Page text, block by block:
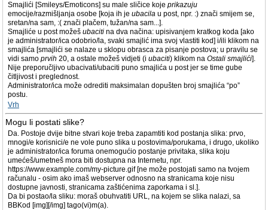
Smajlići [Smileys/Emoticons] su male sličice koje prikazuju
emocije/razmišljanja osobe [koja ih je ubacila u post, npr. :) znači smijem se,
sretan/na sam, :( znači plačem, tužan/na sam...].
Smajliće u post možeš ubaciti na dva načina: upisivanjem kratkog koda [ako
je administrator/ica odobrio/la, svaki smajlić ima svoj vlastiti kod] i/ili klikom na
smajlića [smajlići se nalaze u sklopu obrasca za pisanje postova; u pravilu se
vidi samo prvih 20, a ostale možeš vidjeti (i ubaciti) klikom na Ostali smajlići].
Nije preporučljivo ubacivati/ubaciti puno smajlića u post jer se time gube
čitljivost i preglednost.
Administrator/ica može odrediti maksimalan dopušten broj smajlića “po”
postu.
Vrh
Mogu li postati slike?
Da. Postoje dvije bitne stvari koje treba zapamtiti kod postanja slika: prvo,
mnogi/e korisnici/e ne vole puno slika u postovima/porukama, i drugo, ukoliko
je administrator/ica foruma onemogućio postanje privitaka, slika koju
umećeš/umetneš mora biti dostupna na Internetu, npr.
https://www.example.com/my-picture.gif [ne može postojati samo na tvojem
računalu - osim ako imaš webserver odnosno na stranicama koje nisu
dostupne javnosti, stranicama zaštićenima zaporkama i sl.].
Da bi postao/la sliku: moraš obuhvatiti URL, na kojem se slika nalazi, sa
BBKod [img][/img] tago(vi)m(a).